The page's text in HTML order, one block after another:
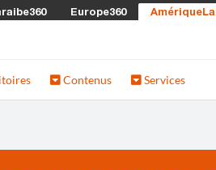
Europe360
Contenus Services